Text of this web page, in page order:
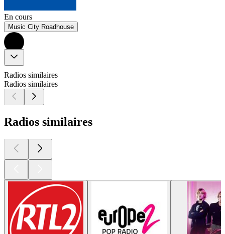
En cours
Music City Roadhouse
Radios similaires
Radios similaires
Radios similaires